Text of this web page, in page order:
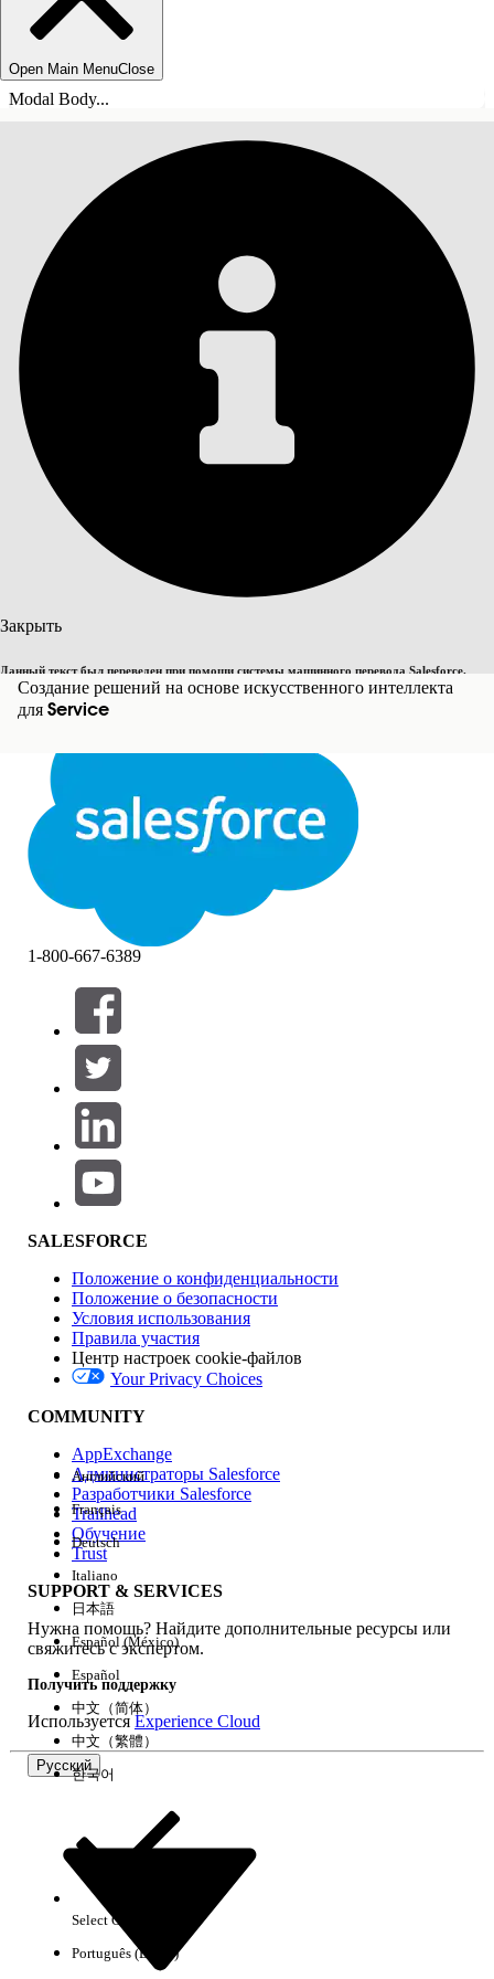
Open Main MenuClose
Modal Body...
Закрыть
Данный текст был переведен при помощи системы машинного перевода Salesforce.
Дополнительные сведения см.здесь.
Переключить на английский
Не сейчас
Закрыть
Создание решений на основе искусственного интеллекта
для Service
СОДЕРЖАНИЕ
Фильтровать по (0)
ВЫБРАТЬ ФИЛЬТРЫ
Область продуктов
Влияние на функции
Версия
Возможности
Очистить все Готово
Результаты отсутствуют
1-800-667-6389
SALESFORCE
Положение о конфиденциальности
Положение о безопасности
Условия использования
Правила участия
Центр настроек cookie-файлов
Your Privacy Choices
COMMUNITY
AppExchange
Администраторы Salesforce
Разработчики Salesforce
Trailhead
Обучение
Trust
SUPPORT & SERVICES
Нужна помощь? Найдите дополнительные ресурсы или
свяжитесь с экспертом.
Получить поддержку
ИспользуетсяExperience Cloud
Русский
Английский
Français
Deutsch
Italiano
日本語
Español (México)
Español
中文（简体）
中文（繁體）
한국어
Select Org
Português (Brasil)